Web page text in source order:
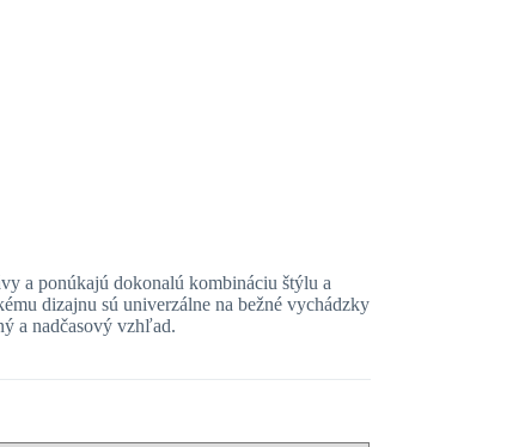
a ponúkajú dokonalú kombináciu štýlu a
dizajnu sú univerzálne na bežné vychádzky
a nadčasový vzhľad.